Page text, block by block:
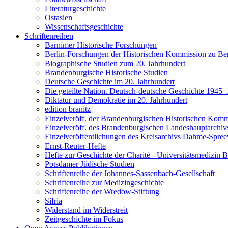
Literaturgeschichte
Ostasien
Wissenschaftsgeschichte
Schriftenreihen
Barnimer Historische Forschungen
Berlin-Forschungen der Historischen Kommission zu
Biographische Studien zum 20. Jahrhundert
Brandenburgische Historische Studien
Deutsche Geschichte im 20. Jahrhundert
Die geteilte Nation. Deutsch-deutsche Geschichte
Diktatur und Demokratie im 20. Jahrhundert
edition branitz
Einzelveröff. der Brandenburgischen Historischen
Einzelveröff. des Brandenburgischen
Einzelveröffentlichungen des Kreisarchivs Dahme-
Ernst-Reuter-Hefte
Hefte zur Geschichte der Charité - Universitätsmedizin
Potsdamer Jüdische Studien
Schriftenreihe der Johannes-Sassenbach-Gesellschaft
Schriftenreihe zur Medizingeschichte
Schriftenreihe der Wredow-Stiftung
Sifria
Widerstand im Widerstreit
Zeitgeschichte im Fokus